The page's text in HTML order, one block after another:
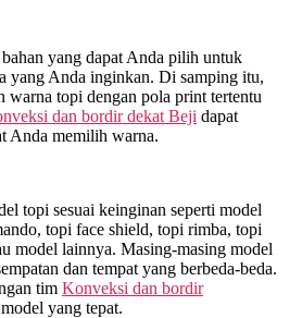
yang dapat Anda pilih untuk
yang Anda inginkan. Di samping itu,
warna topi dengan pola print tertentu
dan bordir dekat Beji dapat
Anda memilih warna.
topi sesuai keinginan seperti model
topi face shield, topi rimba, topi
model lainnya. Masing-masing model
dan tempat yang berbeda-beda.
tim Konveksi dan bordir
yang tepat.